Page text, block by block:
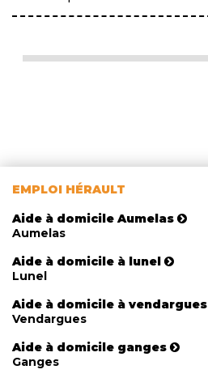
EMPLOI HÉRAULT
Aide à domicile Aumelas
Aumelas
Aide à domicile à lunel
Lunel
Aide à domicile à vendargues
Vendargues
Aide à domicile ganges
Ganges